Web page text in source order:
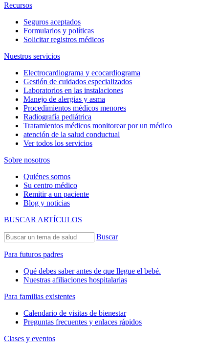
Recursos
Seguros aceptados
Formularios y políticas
Solicitar registros médicos
Nuestros servicios
Electrocardiograma y ecocardiograma
Gestión de cuidados especializados
Laboratorios en las instalaciones
Manejo de alergias y asma
Procedimientos médicos menores
Radiografía pediátrica
Tratamientos médicos monitorear por un médico
atención de la salud conductual
Ver todos los servicios
Sobre nosotros
Quiénes somos
Su centro médico
Remitir a un paciente
Blog y noticias
BUSCAR ARTÍCULOS
Buscar
Para futuros padres
Qué debes saber antes de que llegue el bebé.
Nuestras afiliaciones hospitalarias
Para familias existentes
Calendario de visitas de bienestar
Preguntas frecuentes y enlaces rápidos
Clases y eventos